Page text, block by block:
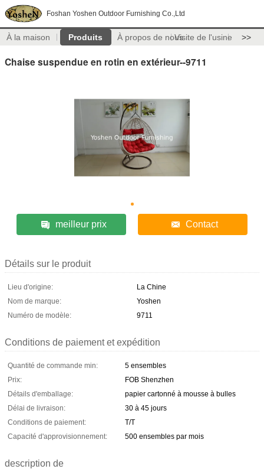
Foshan Yoshen Outdoor Furnishing Co.,Ltd
À la maison Produits À propos de nousVisite de l'usine >>
Chaise suspendue en rotin en extérieur--9711
meilleur prix Contact
Détails sur le produit
Lieu d'origine:
La Chine
Nom de marque:
Yoshen
Numéro de modèle:
9711
Conditions de paiement et expédition
Quantité de commande min:
5 ensembles
Prix:
FOB Shenzhen
Détails d'emballage:
papier cartonné à mousse à bulles
Délai de livraison:
30 à 45 jours
Conditions de paiement:
T/T
Capacité d'approvisionnement:
500 ensembles par mois
description de